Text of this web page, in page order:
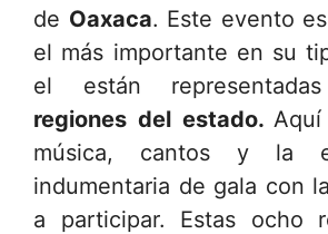
de Oaxaca. Este evento
el más importante en su
el están
regiones del estado.
música, cantos y la
indumentaria de gala con
a participar. Estas ocho